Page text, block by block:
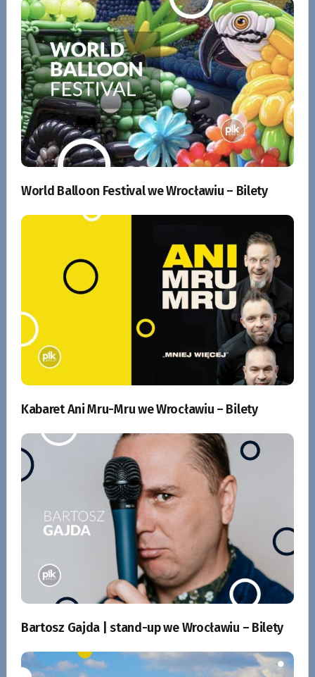
World Balloon Festival we Wrocławiu – Bilety
Kabaret Ani Mru-Mru we Wrocławiu – Bilety
Bartosz Gajda | stand-up we Wrocławiu – Bilety